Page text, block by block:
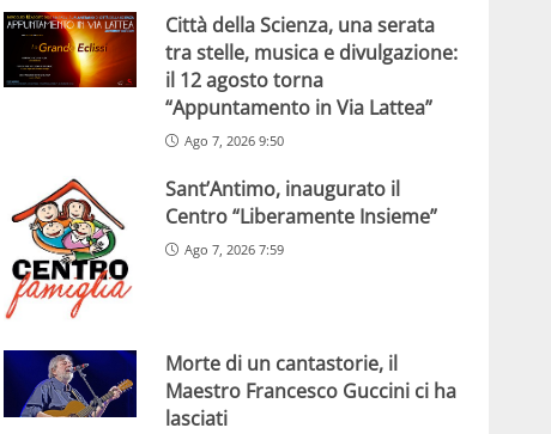
Città della Scienza, una serata
tra stelle, musica e divulgazione:
il 12 agosto torna
“Appuntamento in Via Lattea”
Ago 7, 2026 9:50
Sant’Antimo, inaugurato il
Centro “Liberamente Insieme”
Ago 7, 2026 7:59
Morte di un cantastorie, il
Maestro Francesco Guccini ci ha
lasciati